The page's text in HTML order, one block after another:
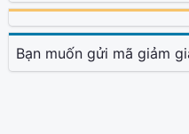
Bạn muốn gửi mã giảm